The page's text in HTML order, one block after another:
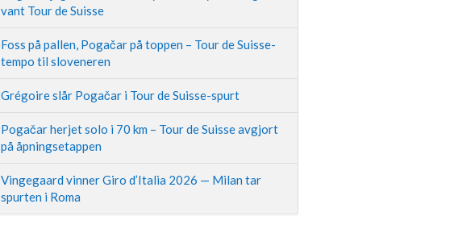
vant Tour de Suisse
Foss på pallen, Pogačar på toppen – Tour de Suisse-
tempo til sloveneren
Grégoire slår Pogačar i Tour de Suisse-spurt
Pogačar herjet solo i 70 km – Tour de Suisse avgjort
på åpningsetappen
Vingegaard vinner Giro d’Italia 2026 — Milan tar
spurten i Roma